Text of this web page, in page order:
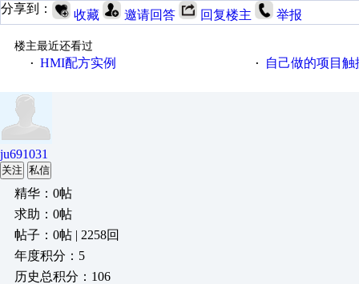
分享到：
收藏 邀请回答 回复楼主 举报
楼主最近还看过
· HMI配方实例 · 自己做的项目触
ju691031
关注 私信
精华：0帖
求助：0帖
帖子：0帖 | 2258回
年度积分：5
历史总积分：106